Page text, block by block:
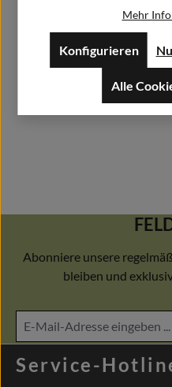
Abonniere unsere
bleiben und
Service-
Mehr
Konfigurieren
Alle